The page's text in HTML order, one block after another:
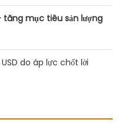
tăng mục tiêu sản lượng
do áp lực chốt lời